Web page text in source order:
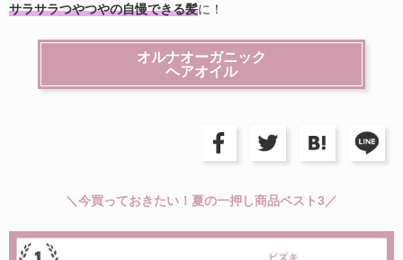
サラサラつやつやの自慢できる髪に！
オルナオーガニック
ヘアオイル
＼今買っておきたい！夏の一押し商品ベスト3／